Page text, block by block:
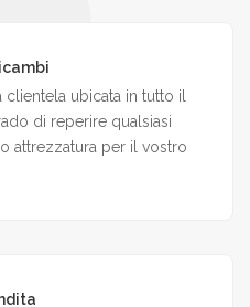
clientela ubicata in tutto il
di reperire qualsiasi
attrezzatura per il vostro